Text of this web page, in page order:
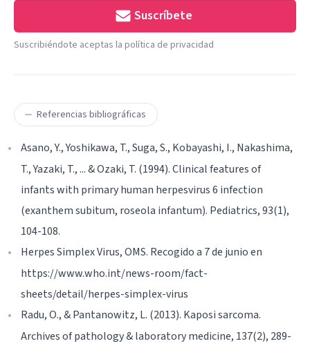
Suscríbete
Suscribiéndote aceptas la política de privacidad
Referencias bibliográficas
Asano, Y., Yoshikawa, T., Suga, S., Kobayashi, I., Nakashima,
T., Yazaki, T., ... & Ozaki, T. (1994). Clinical features of
infants with primary human herpesvirus 6 infection
(exanthem subitum, roseola infantum). Pediatrics, 93(1),
104-108.
Herpes Simplex Virus, OMS. Recogido a 7 de junio en
https://www.who.int/news-room/fact-
sheets/detail/herpes-simplex-virus
Radu, O., & Pantanowitz, L. (2013). Kaposi sarcoma.
Archives of pathology & laboratory medicine, 137(2), 289-